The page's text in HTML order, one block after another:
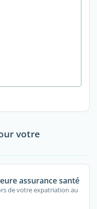
votre
assurance santé
de votre expatriation au